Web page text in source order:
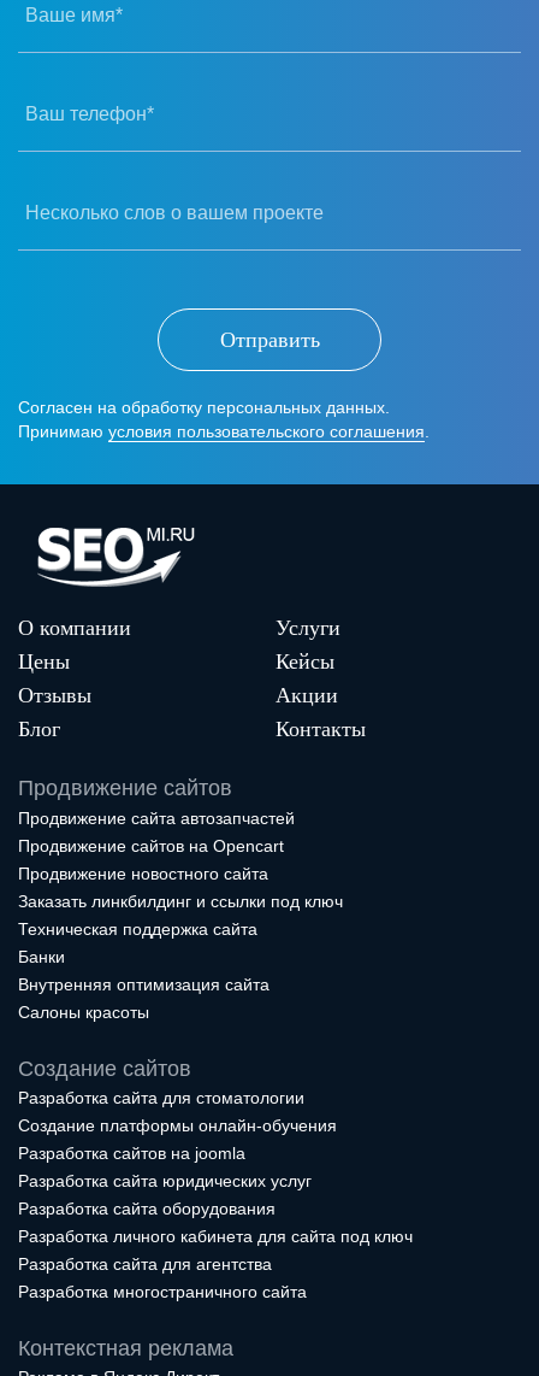
Ваше имя*
Ваш телефон*
Несколько слов о вашем проекте
Отправить
Согласен на обработку персональных данных.
Принимаю условия пользовательского соглашения.
О компании
Услуги
Цены
Кейсы
Отзывы
Акции
Блог
Контакты
Продвижение сайтов
Продвижение сайта автозапчастей
Продвижение сайтов на Opencart
Продвижение новостного сайта
Заказать линкбилдинг и ссылки под ключ
Техническая поддержка сайта
Банки
Внутренняя оптимизация сайта
Салоны красоты
Создание сайтов
Разработка сайта для стоматологии
Создание платформы онлайн-обучения
Разработка сайтов на joomla
Разработка сайта юридических услуг
Разработка сайта оборудования
Разработка личного кабинета для сайта под ключ
Разработка сайта для агентства
Разработка многостраничного сайта
Контекстная реклама